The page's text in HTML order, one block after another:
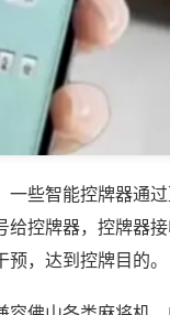
一些智能控牌器通
给控牌器，控牌器
，达到控牌目的。